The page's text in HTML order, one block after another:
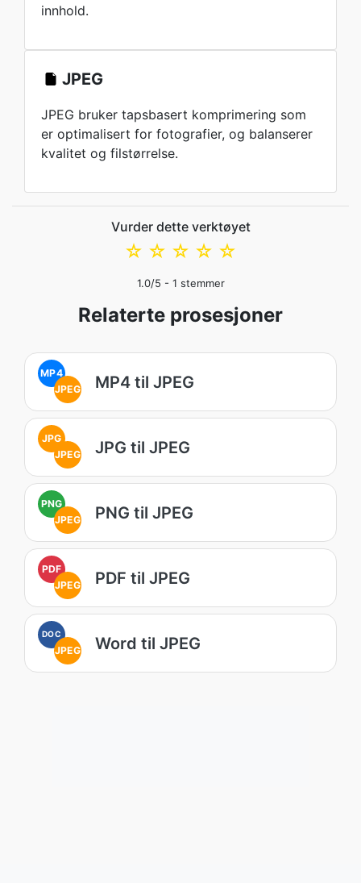
innhold.
JPEG
JPEG bruker tapsbasert komprimering som
er optimalisert for fotografier, og balanserer
kvalitet og filstørrelse.
Vurder dette verktøyet
☆
☆
☆
☆
☆
1.0/5 - 1 stemmer
Relaterte prosesjoner
MP4
JPEG
MP4 til JPEG
JPG
JPEG
JPG til JPEG
PNG
JPEG
PNG til JPEG
PDF
JPEG
PDF til JPEG
DOC
JPEG Word til JPEG